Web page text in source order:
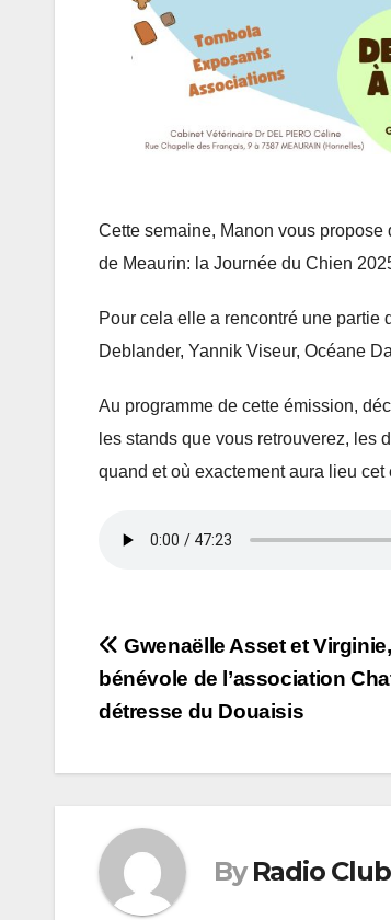
Cette semaine, Manon vous
de Meaurin: la Journée du Chien
Pour cela elle a rencontré une partie
Deblander, Yannik Viseur, Océane
Au programme de cette émission,
les stands que vous retrouverez, les
quand et où exactement aura lieu
Navigation
de
Gwenaëlle Asset et
bénévole de l’association
détresse du Douaisis
By Radio Club